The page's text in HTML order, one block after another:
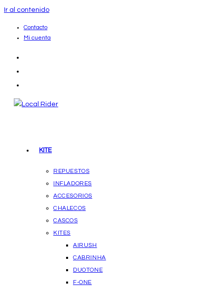
Ir al contenido
Contacto
Mi cuenta
KITE
REPUESTOS
INFLADORES
ACCESORIOS
CHALECOS
CASCOS
KITES
AIRUSH
CABRINHA
DUOTONE
F-ONE